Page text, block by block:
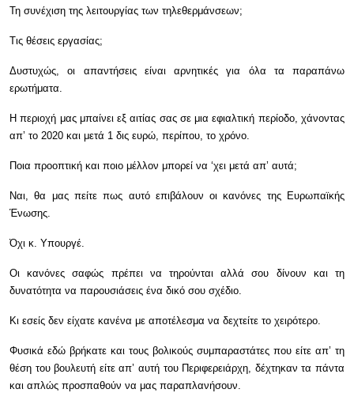
Τη συνέχιση της λειτουργίας των τηλεθερμάνσεων;
Τις θέσεις εργασίας;
Δυστυχώς, οι απαντήσεις είναι αρνητικές για όλα τα παραπάνω
ερωτήματα.
Η περιοχή μας μπαίνει εξ αιτίας σας σε μια εφιαλτική περίοδο, χάνοντας
απ’ το 2020 και μετά 1 δις ευρώ, περίπου, το χρόνο.
Ποια προοπτική και ποιο μέλλον μπορεί να ‘χει μετά απ’ αυτά;
Ναι, θα μας πείτε πως αυτό επιβάλουν οι κανόνες της Ευρωπαϊκής
Ένωσης.
Όχι κ. Υπουργέ.
Οι κανόνες σαφώς πρέπει να τηρούνται αλλά σου δίνουν και τη
δυνατότητα να παρουσιάσεις ένα δικό σου σχέδιο.
Κι εσείς δεν είχατε κανένα με αποτέλεσμα να δεχτείτε το χειρότερο.
Φυσικά εδώ βρήκατε και τους βολικούς συμπαραστάτες που είτε απ’ τη
θέση του βουλευτή είτε απ’ αυτή του Περιφερειάρχη, δέχτηκαν τα πάντα
και απλώς προσπαθούν να μας παραπλανήσουν.